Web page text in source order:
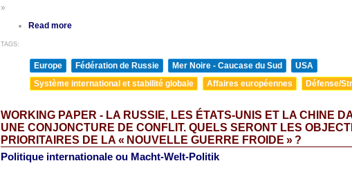
»
Read more
TAGS:
Europe Fédération de Russie Mer Noire - Caucase du Sud
USA
Système international et stabilité globale
Affaires européennes Défense/
WORKING PAPER - LA RUSSIE, LES ÉTATS-UNIS ET LA CHINE
UNE CONJONCTURE DE CONFLIT. QUELS SERONT LES
PRIORITAIRES DE LA « NOUVELLE GUERRE FROIDE » ?
Politique internationale ou Macht-Welt-Politik